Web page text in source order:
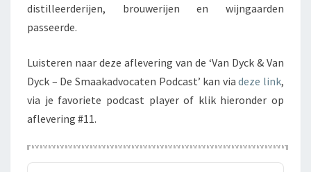
distilleerderijen, brouwerijen en wijngaarden
passeerde.
Luisteren naar deze aflevering van de ‘Van Dyck & Van
Dyck – De Smaakadvocaten Podcast’ kan viadeze link,
via je favoriete podcast player of klik hieronder op
aflevering #11.
Audio